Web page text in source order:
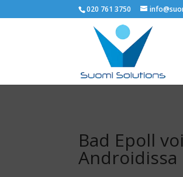
020 761 3750
Bad Epoll
Androidissa